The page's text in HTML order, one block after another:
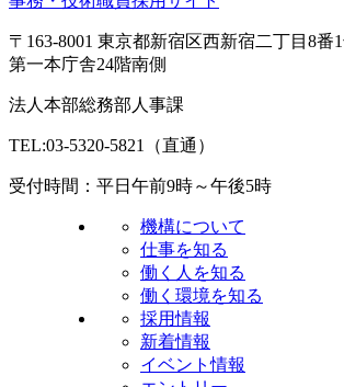
〒163-8001 東京都新宿区西新宿二丁目8
第一本庁舎24階南側
法人本部総務部人事課
TEL:03-5320-5821（直通）
受付時間：平日午前9時～午後5時
機構について
仕事を知る
働く人を知る
働く環境を知る
採用情報
新着情報
イベント情報